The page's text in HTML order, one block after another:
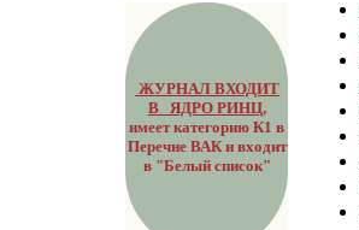
ЖУРНАЛ ВХОДИТ
В ЯДРО РИНЦ,
имеет категорию К1 в
Перечне ВАК и входит
в "Белый список"